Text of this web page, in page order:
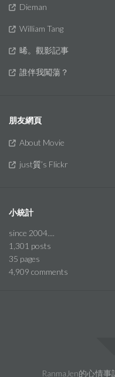
Dieman
William Tang
晞。觀影記事
誰伴我闖蕩？
朋友網頁
About Movie
just質’s Flickr
小統計
since 2004....
1,301 posts
35 pages
4,909 comments
RanmaJen的心情